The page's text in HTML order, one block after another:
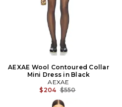
AEXAE Wool Contoured Collar
Mini Dress in Black
AEXAE
$204 Prix Avant Réduction:
$550